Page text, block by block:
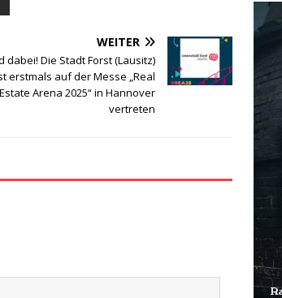
WEITER
dabei! Die Stadt Forst (Lausitz)
erstmals auf der Messe „Real
Estate Arena 2025“ in Hannover
vertreten